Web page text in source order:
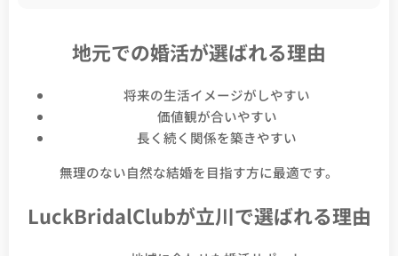
地元での婚活が選ばれる理由
将来の生活イメージがしやすい
価値観が合いやすい
長く続く関係を築きやすい
無理のない自然な結婚を目指す方に最適です。
LuckBridalClubが立川で選ばれる理由